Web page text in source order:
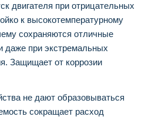
двигателя при отрицательных
к высокотемпературному
сохраняются отличные
даже при экстремальных
Защищает от коррозии
не дают образовываться
сокращает расход